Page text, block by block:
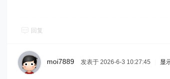
回复
moi7889 发表于 2026-6-3 10:27:45 显